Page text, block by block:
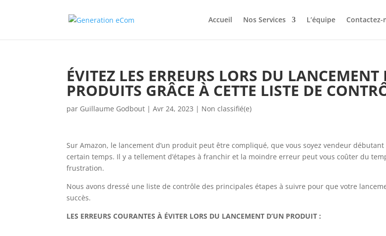
Accueil Nos Services L’équipe Contactez-
ÉVITEZ LES ERREURS LORS DU LANCEMENT
PRODUITS GRÂCE À CETTE LISTE DE
par Guillaume Godbout |Avr 24, 2023 | Non classifié(e)
Sur Amazon, le lancement d’un produit peut être compliqué, que vous soyez vendeur
certain temps. Il y a tellement d’étapes à franchir et la moindre erreur peut vous coûter du
frustration.
Nous avons dressé une liste de contrôle des principales étapes à suivre pour que votre
succès.
LES ERREURS COURANTES À ÉVITER LORS DU LANCEMENT D’UN PRODUIT :